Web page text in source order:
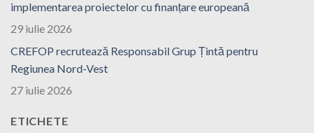
implementarea proiectelor cu finanțare europeană
29 iulie 2026
CREFOP recrutează Responsabil Grup Țintă pentru
Regiunea Nord-Vest
27 iulie 2026
ETICHETE